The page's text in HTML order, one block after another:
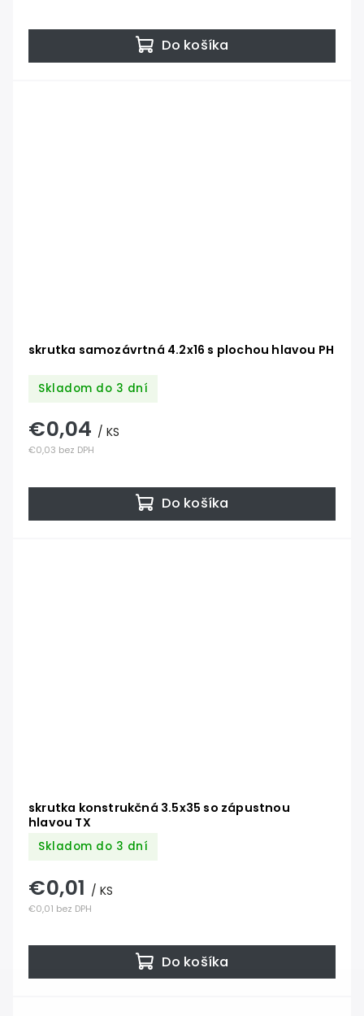
Do košíka
skrutka samozávrtná 4.2x16 s plochou hlavou PH
Skladom do 3 dní
€0,03 bez DPH
€0,04 / KS
Do košíka
skrutka konstrukčná 3.5x35 so zápustnou
hlavou TX
Skladom do 3 dní
€0,01 bez DPH
€0,01 / KS
Do košíka